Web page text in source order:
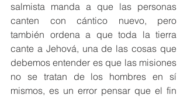
salmista manda a que las personas
canten con cántico nuevo, pero
también ordena a que toda la tierra
cante a Jehová, una de las cosas que
debemos entender es que las misiones
no se tratan de los hombres en sí
mismos, es un error pensar que el fin